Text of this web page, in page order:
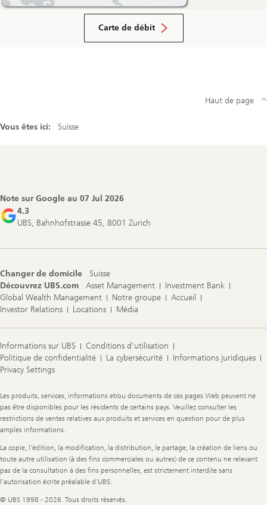
Carte de débit
Vous êtes ici: Suisse
Haut de page
Note sur Google au 07 Jul 2026
4.3
UBS, Bahnhofstrasse 45, 8001 Zurich
Changer de domicile
Suisse
Découvrez UBS.com
Asset Management
Investment Bank
Global Wealth Management
Notre groupe
Accueil
Investor Relations
Locations Média
Informations sur UBS
Conditions d'utilisation
Politique de confidentialité
La cybersécurité
Informations juridiques
Privacy Settings
Legal
Information
Les produits, services, informations et/ou documents de ces pages Web peuvent ne
pas être disponibles pour les résidents de certains pays. Veuillez consulter les
restrictions de ventes relatives aux produits et services en question pour de plus
amples informations.
La copie, l'édition, la modification, la distribution, le partage, la création de liens ou
toute autre utilisation (à des fins commerciales ou autres) de ce contenu ne relevant
pas de la consultation à des fins personnelles, est strictement interdite sans
l'autorisation écrite préalable d'UBS.
© UBS 1998 - 2026. Tous droits réservés.